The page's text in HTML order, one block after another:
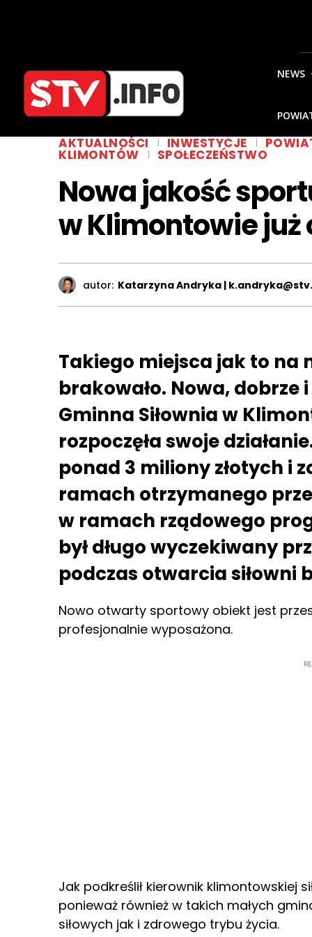
NEWS
AKTUALNOŚCI INWESTYCJE
KLIMONTÓW SPOŁECZEŃSTWO
Nowa jakość
w Klimontowie
autor: Katarzyna Andryka |
Takiego miejsca jak to
brakowało. Nowa,
Gminna Siłownia w
rozpoczęła swoje
ponad 3 miliony złotych i
ramach otrzymanego
w ramach rządowego
był długo wyczekiwany
podczas otwarcia siłowni
Nowo otwarty sportowy obiekt jest
profesjonalnie wyposażona.
Jak podkreślił kierownik klimontowskiej
ponieważ również w takich małych
siłowych jak i zdrowego trybu życia.